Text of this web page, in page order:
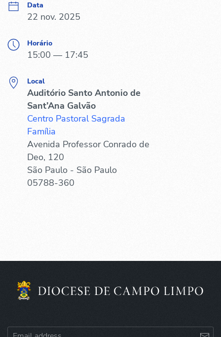
Data
22 nov. 2025
Horário
15:00 — 17:45
Local
Auditório Santo Antonio de
Sant’Ana Galvão
Centro Pastoral Sagrada
Família
Avenida Professor Conrado de
Deo, 120
São Paulo - São Paulo
05788-360